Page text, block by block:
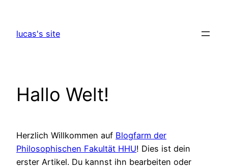
springen
lucas's site
Hallo Welt!
Herzlich Willkommen auf Blogfarm der
Philosophischen Fakultät HHU! Dies ist dein
erster Artikel. Du kannst ihn bearbeiten oder